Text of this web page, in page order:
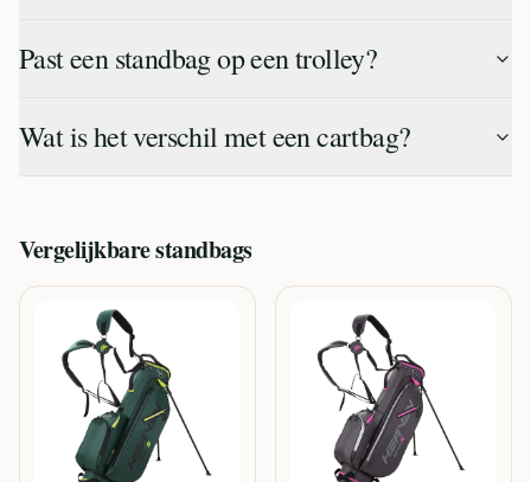
Past een standbag op een trolley?
Wat is het verschil met een cartbag?
Vergelijkbarestandbags